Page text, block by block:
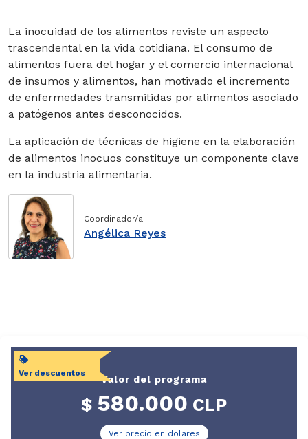
Genética
Nutrición y Salud
Salud Pública
Cursos
Diplomas
Programas
especialización
Doctorados
Acuicultura
Silvoagropecuarias
La inocuidad de los alimentos reviste un aspecto
trascendental en la vida cotidiana. El consumo de
alimentos fuera del hogar y el comercio internacional
de insumos y alimentos, han motivado el incremento
de enfermedades transmitidas por alimentos asociado
a patógenos antes desconocidos.
La aplicación de técnicas de higiene en la elaboración
de alimentos inocuos constituye un componente clave
en la industria alimentaria.
Coordinador/a
Angélica Reyes
Valor del programa
$ 580.000 CLP
Ver precio en dolares
Ver descuentos